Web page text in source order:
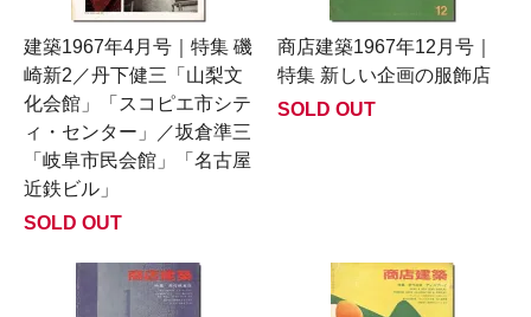
建築1967年4月号｜特集 磯
崎新2／丹下健三「山梨文
化会館」「スコピエ市シテ
ィ・センター」／坂倉準三
「岐阜市民会館」「名古屋
近鉄ビル」
SOLD OUT
商店建築1967年12月号｜
特集 新しい企画の服飾店
SOLD OUT